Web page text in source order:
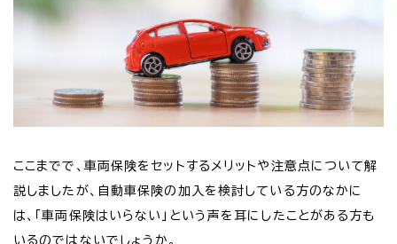
ここまでで、車両保険をセットするメリットや注意点について解
説しましたが、自動車保険の加入を検討している方のなかに
は、「車両保険はいらない」という声を耳にしたことがある方も
いるのではないでしょうか。